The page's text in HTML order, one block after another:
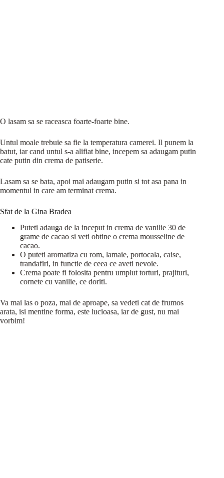
O lasam sa se raceasca foarte-foarte bine.
Untul moale trebuie sa fie la temperatura camerei. Il punem la
batut, iar cand untul s-a alifiat bine, incepem sa adaugam putin
cate putin din crema de patiserie.
Lasam sa se bata, apoi mai adaugam putin si tot asa pana in
momentul in care am terminat crema.
Sfat de la Gina Bradea
Puteti adauga de la inceput in crema de vanilie 30 de
grame de cacao si veti obtine o crema mousseline de
cacao.
O puteti aromatiza cu rom, lamaie, portocala, caise,
trandafiri, in functie de ceea ce aveti nevoie.
Crema poate fi folosita pentru umplut torturi, prajituri,
cornete cu vanilie, ce doriti.
Va mai las o poza, mai de aproape, sa vedeti cat de frumos
arata, isi mentine forma, este lucioasa, iar de gust, nu mai
vorbim!